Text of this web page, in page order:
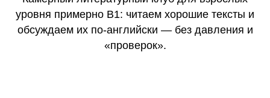
уровня примерно B1: читаем хорошие тексты и
обсуждаем их по-английски — без давления и
«проверок».